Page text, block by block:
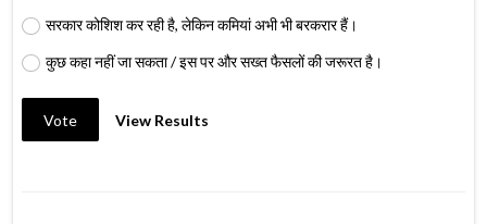
सरकार कोशिश कर रही है, लेकिन कमियां अभी भी बरकरार हैं।
कुछ कहा नहीं जा सकता / इस पर और सख्त फैसलों की जरूरत है।
Vote View Results